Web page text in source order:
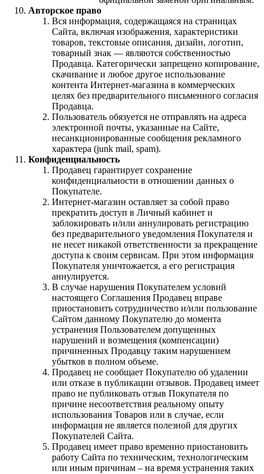
Авторское право
Вся информация, содержащаяся на страницах
Сайта, включая изображения, характеристики
товаров, текстовые описания, дизайн, логотип,
товарный знак — являются собственностью
Продавца. Категорически запрещено копирование,
скачивание и любое другое использование
контента Интернет-магазина в коммерческих
целях без предварительного письменного согласия
Продавца.
Пользователь обязуется не отправлять на адреса
электронной почты, указанные на Сайте,
несанкционированные сообщения рекламного
характера (junk mail, spam).
Конфиденциальность
Продавец гарантирует сохранение
конфиденциальности в отношении данных о
Покупателе.
Интернет-магазин оставляет за собой право
прекратить доступ в Личный кабинет и
заблокировать и/или аннулировать регистрацию
без предварительного уведомления Покупателя и
не несет никакой ответственности за прекращение
доступа к своим сервисам. При этом информация
Покупателя уничтожается, а его регистрация
аннулируется.
В случае нарушения Покупателем условий
настоящего Соглашения Продавец вправе
приостановить сотрудничество и/или пользование
Сайтом данному Покупателю до момента
устранения Пользователем допущенных
нарушений и возмещения (компенсации)
причиненных Продавцу таким нарушением
убытков в полном объеме.
Продавец не сообщает Покупателю об удалении
или отказе в публикации отзывов. Продавец имеет
право не публиковать отзыв Покупателя по
причине несоответствия реальному опыту
использования Товаров или в случае, если
информация не является полезной для других
Покупателей Сайта.
Продавец имеет право временно приостановить
работу Сайта по техническим, технологическим
или иным причинам – на время устранения таких